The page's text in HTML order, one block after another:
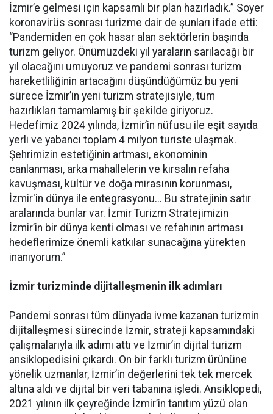
İzmir’e gelmesi için kapsamlı bir plan hazırladık.” Soyer
koronavirüs sonrası turizme dair de şunları ifade etti:
“Pandemiden en çok hasar alan sektörlerin başında
turizm geliyor. Önümüzdeki yıl yaraların sarılacağı bir
yıl olacağını umuyoruz ve pandemi sonrası turizm
hareketliliğinin artacağını düşündüğümüz bu yeni
sürece İzmir’in yeni turizm stratejisiyle, tüm
hazırlıkları tamamlamış bir şekilde giriyoruz.
Hedefimiz 2024 yılında, İzmir’in nüfusu ile eşit sayıda
yerli ve yabancı toplam 4 milyon turiste ulaşmak.
Şehrimizin estetiğinin artması, ekonominin
canlanması, arka mahallelerin ve kırsalın refaha
kavuşması, kültür ve doğa mirasının korunması,
İzmir'in dünya ile entegrasyonu... Bu stratejinin satır
aralarında bunlar var. İzmir Turizm Stratejimizin
İzmir’in bir dünya kenti olması ve refahının artması
hedeflerimize önemli katkılar sunacağına yürekten
inanıyorum.”
İzmir turizminde dijitalleşmenin ilk adımları
Pandemi sonrası tüm dünyada ivme kazanan turizmin
dijitalleşmesi sürecinde İzmir, strateji kapsamındaki
çalışmalarıyla ilk adımı attı ve İzmir’in dijital turizm
ansiklopedisini çıkardı. On bir farklı turizm ürününe
yönelik uzmanlar, İzmir’in değerlerini tek tek mercek
altına aldı ve dijital bir veri tabanına işledi. Ansiklopedi,
2021 yılının ilk çeyreğinde İzmir’in tanıtım yüzü olan